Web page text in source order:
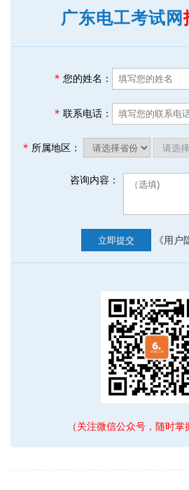
广东电工考试网
* 您的姓名：
* 联系电话：
* 所属地区：
咨询内容：
立即提交 《用户
（关注微信公众号，随时